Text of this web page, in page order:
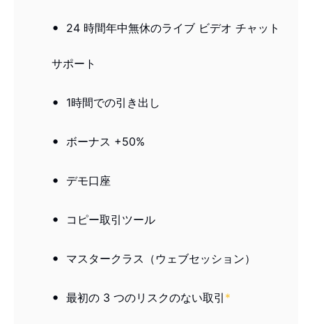
24 時間年中無休のライブ ビデオ チャット
サポート
1時間での引き出し
ボーナス +50%
デモ口座
コピー取引ツール
マスタークラス（ウェブセッション）
最初の 3 つのリスクのない取引 *